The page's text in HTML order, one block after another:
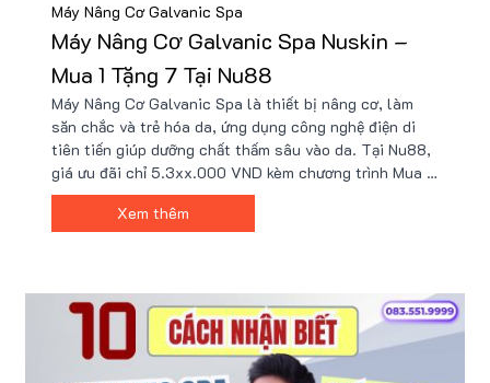
Máy Nâng Cơ Galvanic Spa
Máy Nâng Cơ Galvanic Spa Nuskin –
Mua 1 Tặng 7 Tại Nu88
Máy Nâng Cơ Galvanic Spa là thiết bị nâng cơ, làm
săn chắc và trẻ hóa da, ứng dụng công nghệ điện di
tiên tiến giúp dưỡng chất thấm sâu vào da. Tại Nu88,
giá ưu đãi chỉ 5.3xx.000 VND kèm chương trình Mua 1
Tặng 7, gồm các quà tặng hỗ trợ chăm sóc da và sức
khỏe. Chọn Nu88 để đảm bảo sản phẩm chính hãng và
Xem thêm